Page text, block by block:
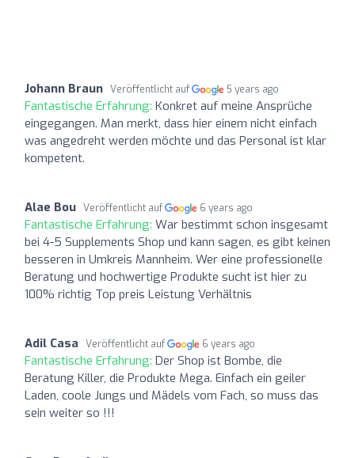
Johann Braun Veröffentlicht auf 5 years ago
Fantastische Erfahrung: Konkret auf meine Ansprüche
eingegangen. Man merkt, dass hier einem nicht einfach
was angedreht werden möchte und das Personal ist klar
kompetent.
Alae Bou Veröffentlicht auf 6 years ago
Fantastische Erfahrung: War bestimmt schon insgesamt
bei 4-5 Supplements Shop und kann sagen, es gibt keinen
besseren in Umkreis Mannheim. Wer eine professionelle
Beratung und hochwertige Produkte sucht ist hier zu
100% richtig Top preis Leistung Verhältnis
Adil Casa Veröffentlicht auf 6 years ago
Fantastische Erfahrung: Der Shop ist Bombe, die
Beratung Killer, die Produkte Mega. Einfach ein geiler
Laden, coole Jungs und Mädels vom Fach, so muss das
sein weiter so !!!